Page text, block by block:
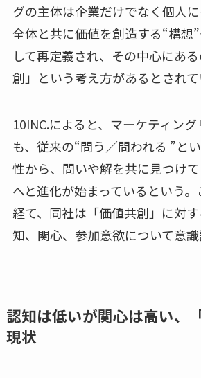
グの主体は企業だけでなく個人
全体と共に価値を創造する“構想
して再定義され、その中心にあ
創」という考え方があるとされて
10INC.によると、マーケティン
も、従来の“問う／問われる ”と
性から、問いや解を共に見つけて
へと進化が始まっているという
経て、同社は「価値共創」に対
知、関心、参加意欲について意識
認知は低いが関心は高い、
現状